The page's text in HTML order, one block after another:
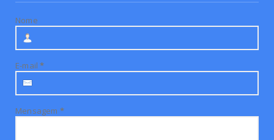
Nome
E-mail*
Mensagem *